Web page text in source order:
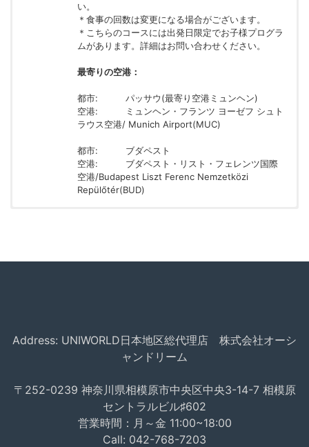
い。
＊食事の回数は変更になる場合がございます。
＊こちらのコースには出発日限定でお子様プログラ
ムがあります。詳細はお問い合わせください。
最寄りの空港：
都市:
パッサウ(最寄り空港ミュンヘン)
空港:
ミュンヘン・フランツ ヨーゼフ シュト
ラウス空港/ Munich Airport(MUC)
都市:
ブダペスト
空港:
ブダペスト・リスト・フェレンツ国際
空港/Budapest Liszt Ferenc Nemzetközi
Repülőtér(BUD)
Address: UNIWORLD日本地区総代理店 株式会社オーシ
ャンドリーム
〒252-0239 神奈川県相模原市中央区中央3-14-7 相模原
セントラルビル♯602
営業時間：月～金 11:00~18:00
Call: 042-768-7203